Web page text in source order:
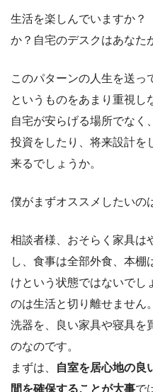
生活を楽しんでいますか
か？自宅のデスクはあなた
このパターンの人生を送っ
というものをあまり重視し
自宅が安らげる場所でなく
投資をしたり、将来設計を
来るでしょうか。
僕がまずオススメしたいの
相談者様、おそらく家具は
し、食事は全部外食、本棚
けという状態ではないでし
のは生活と切り離せません
洗器を、良い家具や寝具を
のなのです。
まずは、
自室を居心地の良
間を確保することが大事で